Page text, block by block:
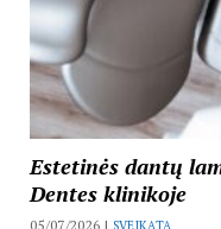
Estetinės dantų
Dentes klinikoje
05/07/2026 |